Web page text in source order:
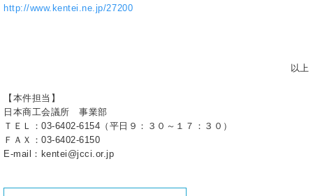
http://www.kentei.ne.jp/27200
以上
【本件担当】
日本商工会議所 事業部
ＴＥＬ：03-6402-6154（平日９：３０～１７：３０）
ＦＡＸ：03-6402-6150
E-mail：kentei@jcci.or.jp